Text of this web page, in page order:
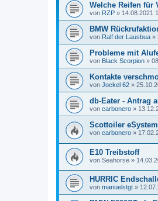
Welche Reifen für
von RZP » 14.08.2021
BMW
von Ralf der Lausbua »
Probleme mit
von Black Scorpion »
Kontakte
von Jockel 62 »
db-Eater - Antrag
von carbonero »
Scottoiler eSystem
von carbonero »
E10 Treibstoff
von Seahorse »
HURRIC
von manuelstgt »